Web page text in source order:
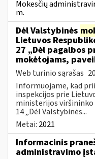
Mokesčių
m.
Dėl Valstybinės
Lietuvos
27 „Dėl pagalbos
mokėtojams,
Web turinio sąrašas
Informuojame, kad
inspekcijos prie
ministerijos viršininko
14 „Dėl Valstybinės...
Metai: 2021
Informacinis
administravimo